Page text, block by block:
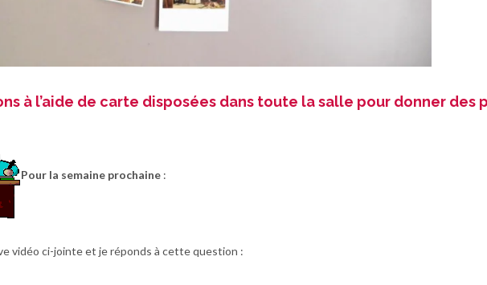
à l’aide de carte disposées dans toute la salle pour donner des
Pour la semaine prochaine :
vidéo ci-jointe et je réponds à cette question :